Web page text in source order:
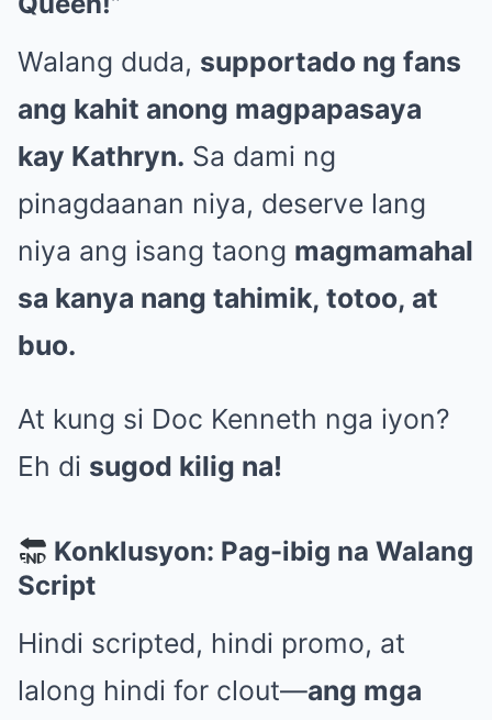
Walang duda, supportado ng fans
ang kahit anong magpapasaya
kay Kathryn. Sa dami ng
pinagdaanan niya, deserve lang
niya ang isang taong magmamahal
sa kanya nang tahimik, totoo, at
buo.
At kung si Doc Kenneth nga iyon?
Eh di sugod kilig na!
Konklusyon: Pag-ibig na Walang
Script
Hindi scripted, hindi promo, at
lalong hindi for clout—ang mga